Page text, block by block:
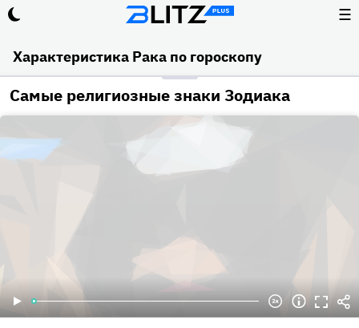
☰
Характеристика Рака по гороскопу
Самые религиозные знаки Зодиака